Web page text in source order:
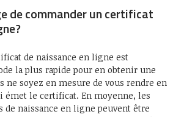
de commander un certificat
de naissance en ligne est
la plus rapide pour en obtenir une
ne soyez en mesure de vous rendre en
émet le certificat. En moyenne, les
de naissance en ligne peuvent être